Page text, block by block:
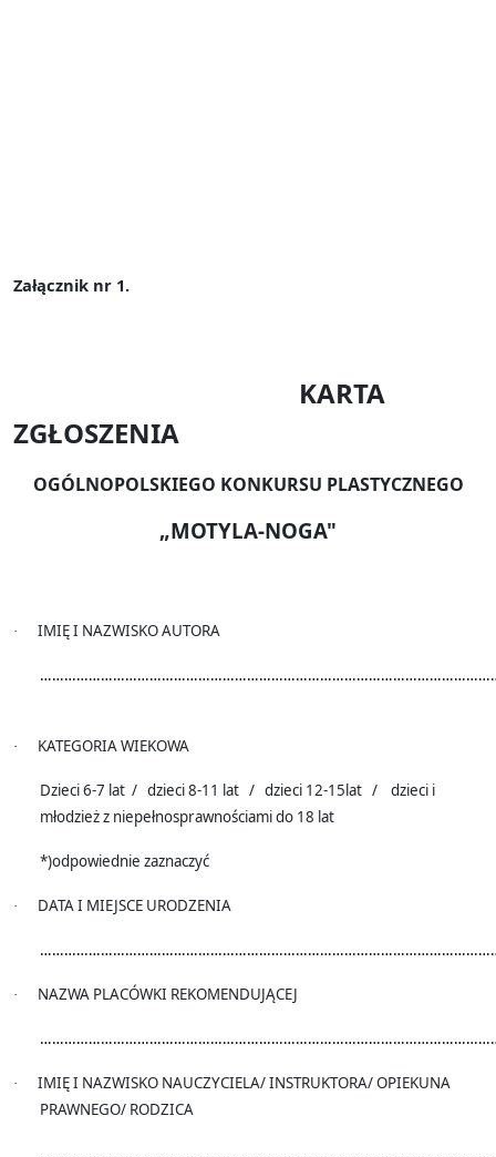
Załącznik nr 1.
KARTA
ZGŁOSZENIA
OGÓLNOPOLSKIEGO KONKURSU PLASTYCZNEGO
„MOTYLA-NOGA"
· IMIĘ I NAZWISKO AUTORA
· KATEGORIA WIEKOWA
Dzieci 6-7 lat / dzieci 8-11 lat / dzieci 12-15lat /
dzieci i
młodzież z niepełnosprawnościami do 18 lat
*)odpowiednie zaznaczyć
· DATA I MIEJSCE URODZENIA
· NAZWA PLACÓWKI REKOMENDUJĄCEJ
·
IMIĘ I NAZWISKO NAUCZYCIELA/ INSTRUKTORA/ OPIEKUNA
PRAWNEGO/ RODZICA